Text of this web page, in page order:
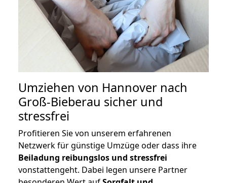
Umziehen von Hannover nach
Groß-Bieberau sicher und
stressfrei
Profitieren Sie von unserem erfahrenen
Netzwerk für günstige Umzüge oder dass ihre
Beiladung reibungslos und stressfrei
vonstattengeht. Dabei legen unsere Partner